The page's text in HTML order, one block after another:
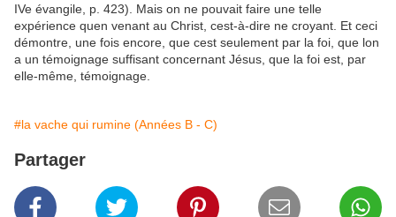
IVe évangile, p. 423). Mais on ne pouvait faire une telle
expérience quen venant au Christ, cest-à-dire ne croyant. Et ceci
démontre, une fois encore, que cest seulement par la foi, que lon
a un témoignage suffisant concernant Jésus, que la foi est, par
elle-même, témoignage.
#la vache qui rumine (Années B - C)
Partager